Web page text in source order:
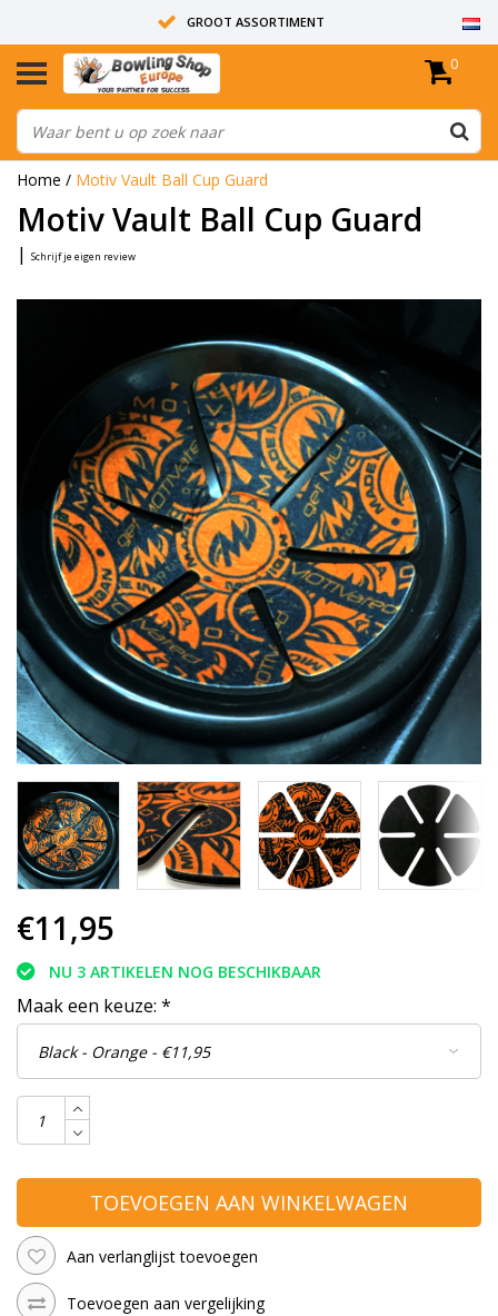
GROOT ASSORTIMENT
14 DAGEN RETOUR RECHT
ALLE BOWLINGBALLEN ZIJN ONGEBOORD
0
Home / Motiv Vault Ball Cup Guard
Motiv Vault Ball Cup Guard
| Schrijf je eigen review
€11,95
NU 3 ARTIKELEN NOG BESCHIKBAAR
Maak een keuze: *
TOEVOEGEN AAN WINKELWAGEN
Aan verlanglijst toevoegen
Toevoegen aan vergelijking